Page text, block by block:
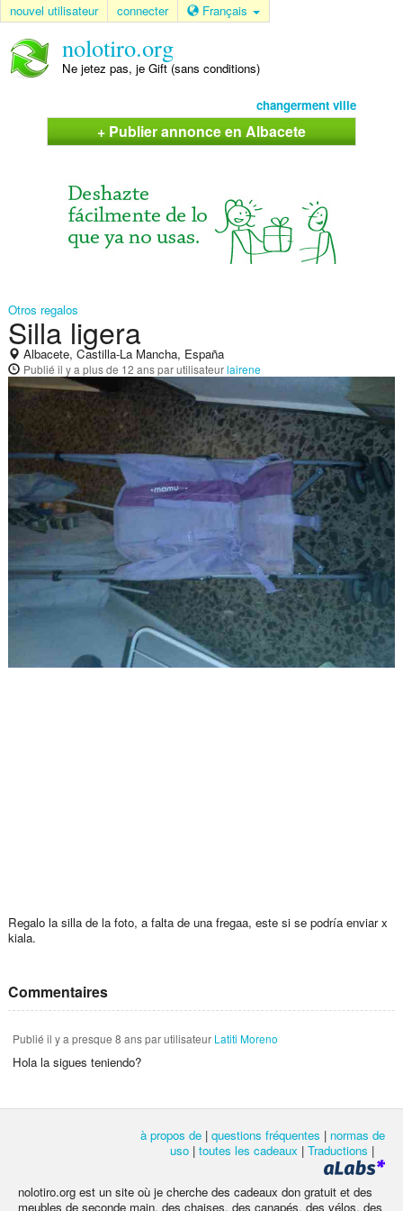
nouvel utilisateur connecter Français
nolotiro.org
Ne jetez pas, je Gift (sans conditions)
changerment ville
+ Publier annonce en Albacete
Otros regalos
Silla ligera
Albacete, Castilla-La Mancha, España
Publié il y a plus de 12 anspar utilisateurlairene
Regalo la silla de la foto, a falta de una fregaa, este si se podría enviar x
kiala.
Commentaires
Publié il y a presque 8 anspar utilisateur Latiti Moreno
Hola la sigues teniendo?
à propos de | questions fréquentes | normas de
uso | toutes les cadeaux | Traductions |
nolotiro.org est un site où je cherche des cadeaux don gratuit et des
meubles de seconde main, des chaises, des canapés, des vélos, des